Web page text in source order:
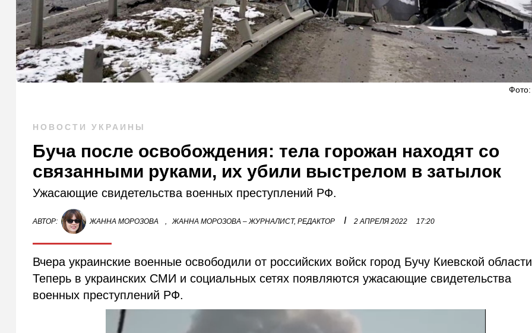
Фото:
НОВОСТИ УКРАИНЫ
Буча после освобождения: тела горожан находят со
связанными руками, их убили выстрелом в затылок
Ужасающие свидетельства военных преступлений РФ.
АВТОР: ЖАННА МОРОЗОВА , ЖАННА МОРОЗОВА – ЖУРНАЛИСТ, РЕДАКТОР I 2 АПРЕЛЯ 2022 17:20
Вчера украинские военные освободили от российских войск город Бучу Киевской
Теперь в украинских СМИ и социальных сетях появляются ужасающие свидетельства
военных преступлений РФ.